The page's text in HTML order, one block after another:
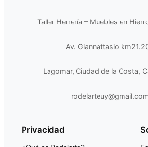
Taller Herrería – Muebles en
Av. Giannattasio
Lagomar, Ciudad de la Costa,
rodelarteuy@gmail.com
Privacidad